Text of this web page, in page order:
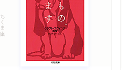
ちくま文庫